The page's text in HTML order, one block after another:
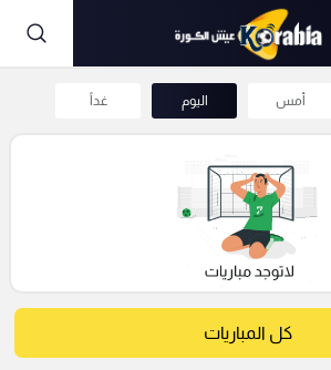
أمس اليوم غداً
كل المباريات